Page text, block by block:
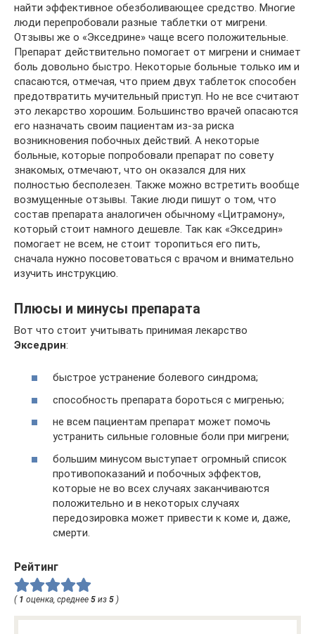
найти эффективное обезболивающее средство. Многие
люди перепробовали разные таблетки от мигрени.
Отзывы же о «Экседрине» чаще всего положительные.
Препарат действительно помогает от мигрени и снимает
боль довольно быстро. Некоторые больные только им и
спасаются, отмечая, что прием двух таблеток способен
предотвратить мучительный приступ. Но не все считают
это лекарство хорошим. Большинство врачей опасаются
его назначать своим пациентам из-за риска
возникновения побочных действий. А некоторые
больные, которые попробовали препарат по совету
знакомых, отмечают, что он оказался для них
полностью бесполезен. Также можно встретить вообще
возмущенные отзывы. Такие люди пишут о том, что
состав препарата аналогичен обычному «Цитрамону»,
который стоит намного дешевле. Так как «Экседрин»
помогает не всем, не стоит торопиться его пить,
сначала нужно посоветоваться с врачом и внимательно
изучить инструкцию.
Плюсы и минусы препарата
Вот что стоит учитывать принимая лекарство
Экседрин:
быстрое устранение болевого синдрома;
способность препарата бороться с мигренью;
не всем пациентам препарат может помочь
устранить сильные головные боли при мигрени;
большим минусом выступает огромный список
противопоказаний и побочных эффектов,
которые не во всех случаях заканчиваются
положительно и в некоторых случаях
передозировка может привести к коме и, даже,
смерти.
Рейтинг
( 1 оценка, среднее 5 из 5 )